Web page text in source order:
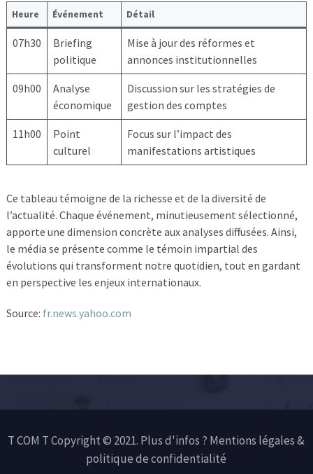
Heure Événement Détail
07h30
Briefing
politique
Mise à jour des réformes et
annonces institutionnelles
09h00
Analyse
économique
Discussion sur les stratégies de
gestion des comptes
11h00
Point
culturel
Focus sur l’impact des
manifestations artistiques
Ce tableau témoigne de la richesse et de la diversité de
l’actualité. Chaque événement, minutieusement sélectionné,
apporte une dimension concrète aux analyses diffusées. Ainsi,
le média se présente comme le témoin impartial des
évolutions qui transforment notre quotidien, tout en gardant
en perspective les enjeux internationaux.
Source: fr.news.yahoo.com
T COM T Copyright © 2021. Plus d'infos ? Mentions légales &
politique de confidentialité